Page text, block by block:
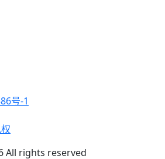
号-1
All rights reserved